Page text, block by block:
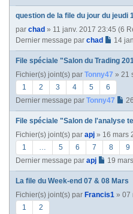
question de la file du jour du jeudi
par chad » 11 janv. 2017 23:45 (6
Dernier message par chad 14
File spéciale "Salon du Trading
Fichier(s) joint(s) par Tonny47 » 21
1
2 3 4 5
6
Dernier message par Tonny47
File spéciale "Salon de l'analyse
Fichier(s) joint(s) par apj » 16 mars
1
… 5 6 7 8
9
Dernier message par apj 19
La file du Week-end 07 & 08 Mars
Fichier(s) joint(s) par Francis1 » 07
1
2